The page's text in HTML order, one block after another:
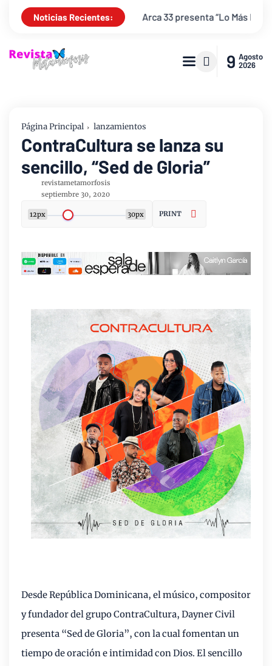
Noticias Recientes:
los niños Arca 33 presenta “Lo Más Importante”, una
9 Agosto
2026
Página Principal lanzamientos
ContraCultura se lanza su
sencillo, “Sed de Gloria”
revistametamorfosis
septiembre 30, 2020
12px 30px PRINT
Desde República Dominicana, el músico, compositor
y fundador del grupo ContraCultura, Dayner Civil
presenta “Sed de Gloria”, con la cual fomentan un
tiempo de oración e intimidad con Dios. El sencillo